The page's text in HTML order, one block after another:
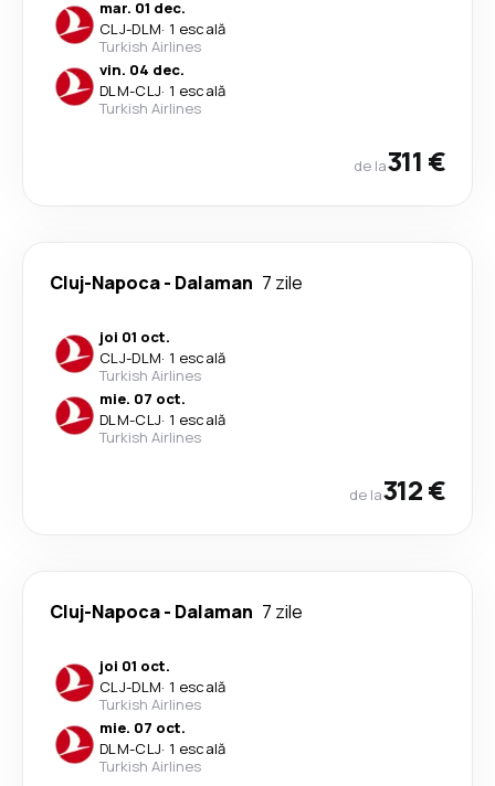
mar. 01 dec.
CLJ-DLM· 1 escală
Turkish Airlines
vin. 04 dec.
DLM-CLJ· 1 escală
Turkish Airlines
de la311 €
Cluj-Napoca- Dalaman 7 zile
joi 01 oct.
CLJ-DLM· 1 escală
Turkish Airlines
mie. 07 oct.
DLM-CLJ· 1 escală
Turkish Airlines
de la312 €
Cluj-Napoca- Dalaman 7 zile
joi 01 oct.
CLJ-DLM· 1 escală
Turkish Airlines
mie. 07 oct.
DLM-CLJ· 1 escală
Turkish Airlines